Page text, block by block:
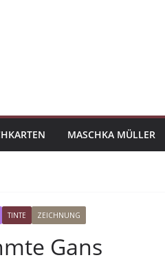
MASCHKA MÜLLER
TINTE ZEICHNUNG
Gans